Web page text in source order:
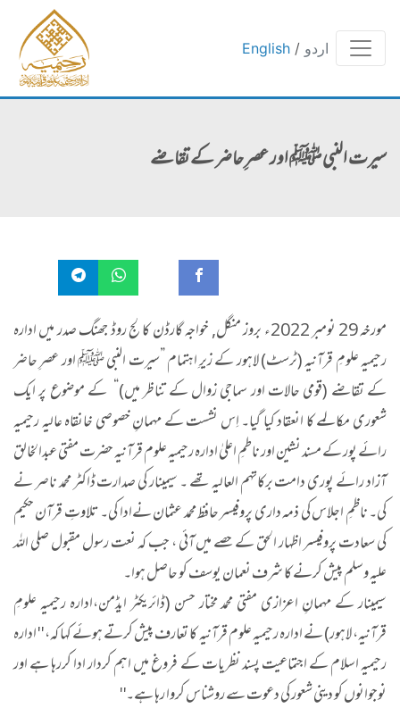
English / اردو
سیرت النبی ﷺ اور عصرِ حاضر کے تقاضے
مورخہ 29 نومبر 2022ء بروز منگل, خواجہ گارڈن کالج روڈ جھنگ صدر میں ادارہ
رحیمیہ علومِ قرآنیہ (ٹرسٹ) لاہور کے زیرِ اہتمام ”سیرت النبی ﷺ اور عصرِ حاضر
کے تقاضے (قومی حالات اور سماجی زوال کے تناظر میں)“ کے موضوع پر ایک
شعوری مکالمے کا انعقاد کیا گیا۔ اِس نشست کے مہمانِ خصوصی خانقاہ عالیہ رحیمیہ
رائے پور کے مسند نشین اور ناطمِ اعلیٰ ادارہ رحیمیہ علوم قرآنیہ حضرت مفتی عبدالخالق
آزاد رائے پوری دامت برکاتہم العالیہ تھے ۔ سیمینار کی صدارت ڈاکٹر محمد ناصر نے
کی۔ ناظمِ اجلاس کی ذمہ داری پروفیسر حافظ محمد عثمان نےادا کی۔ تلاوتِ قرآن حکیم
کی سعادت پروفیسر اظہار الحق کے حصے میں آئی ، جب کہ نعت رسول مقبول صلی اللہ
علیہ وسلم پیش کرنے کا شرف نعمان یوسف کو حاصل ہوا۔
سیمینار کے مہمانِ اعزازی مفتی محمد مختار حسن (ڈائریکٹر ایڈمن،ادارہ رحیمیہ علومِ
قرآنیہ، لاہور) نے ادارہ رحیمیہ علوم قرآنیہ کا تعارف پیش کرتے ہوئے کہا کہ، ''ادارہ
رحیمیہ اسلام کے اجتماعیت پسند نظریات کے فروغ میں اہم کردار ادا کررہا ہے اور
نوجوانوں کو دینی شعور کی دعوت سے روشناس کروا رہا ہے۔''